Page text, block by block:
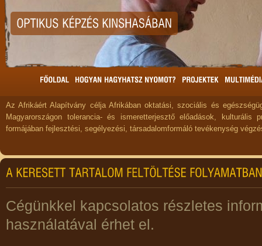
Az Afrikáért Alapítvány célja Afrikában oktatási, szociális és
Magyarországon tolerancia- és ismeretterjesztő előadások, kulturális
formájában fejlesztési, segélyezési, társadalomformáló tevékenység
Cégünkkel kapcsolatos részletes
használatával érhet el.